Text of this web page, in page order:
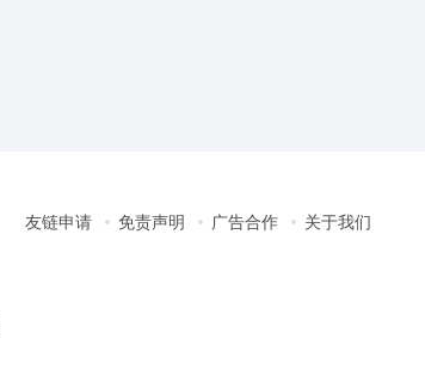
友链申请 免责声明 广告合作 关于我们